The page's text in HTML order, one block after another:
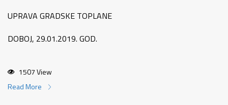
UPRAVA GRADSKE TOPLANE
DOBOJ, 29.01.2019. GOD.
1507 View
Read More